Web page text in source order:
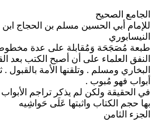
الجامع الصحيح
للإمام أبي الحسين مسلم بن الحجاج
النيسابوري
طبعة مُصَجَحَة وَمُقابلة على عدة
النفق العلماء على أن أصبح الكتب بعد
البخاري ومسلم . وتلقنها الأمة
أبواب فهو مُبوب .
في الحقيقة ولكن لم يذكر تراجم الأبواب
بها حجم الكتاب واثبتها عَلَى حَواشِيه
الجزء الثامن